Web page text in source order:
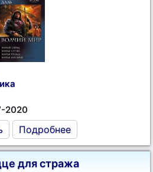
2020
Подробнее
для стража